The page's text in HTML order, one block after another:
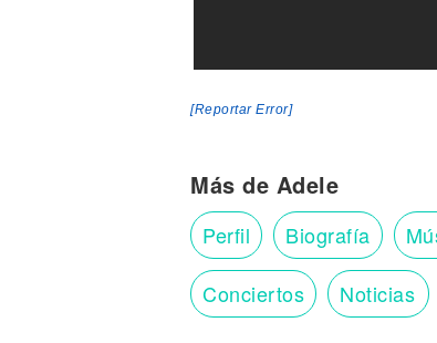
[Reportar Error]
Más de Adele
Perfil Biografía
Conciertos Noticias